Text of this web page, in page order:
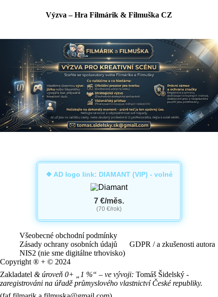
Výzva – Hra Filmárik & Filmuška CZ
❖ AD logo link: DIAMANT (VIP) - volné
7 €/měs.
(70 €/rok)
Všeobecné obchodní podmínky
Zásady ochrany osobních údajů
GDPR / a zkušenosti autora
NIS2 (nie sme digitálne trhovisko)
Copyright ® + © 2024
Zakladatel & úroveň 0+ „1 %“ – ve vývoji: Tomáš Šidelský -
zaregistrováni na úřadě průmyslového vlastnictví České republiky.